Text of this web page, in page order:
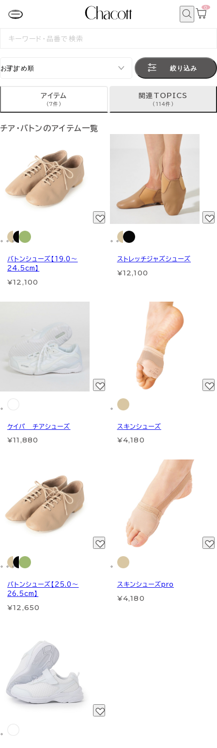
カ
0
検
絞り込み
アイテム
(7件)
関連TOPICS
(114件)
チア・バトンのアイテム一覧
バトンシューズ【19.0～
24.5cm】
¥12,100
ストレッチジャズシューズ
¥12,100
ケイパ チアシューズ
¥11,880
スキンシューズ
¥4,180
バトンシューズ【25.0～
26.5cm】
¥12,650
スキンシューズpro
¥4,180